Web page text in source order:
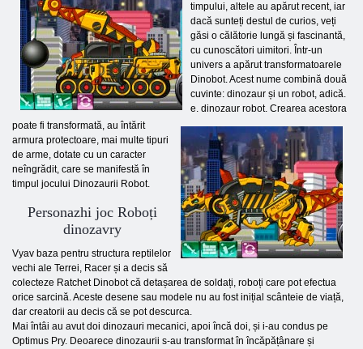
timpului, altele au apărut recent, iar
dacă sunteți destul de curios, veți
găsi o călătorie lungă și fascinantă,
cu cunoscători uimitori. Într-un
univers a apărut transformatoarele
Dinobot. Acest nume combină două
cuvinte: dinozaur și un robot, adică.
e. dinozaur robot. Crearea acestora
poate fi transformată, au întărit
armura protectoare, mai multe tipuri
de arme, dotate cu un caracter
neîngrădit, care se manifestă în
timpul jocului Dinozaurii Robot.
Personazhi joc Roboți
dinozavry
Vyav baza pentru structura reptilelor
vechi ale Terrei, Racer și a decis să
colecteze Ratchet Dinobot că detașarea de soldați, roboți care pot efectua
orice sarcină. Aceste desene sau modele nu au fost inițial scânteie de viață,
dar creatorii au decis că se pot descurca.
Mai întâi au avut doi dinozauri mecanici, apoi încă doi, și i-au condus pe
Optimus Pry. Deoarece dinozaurii s-au transformat în încăpățânare și